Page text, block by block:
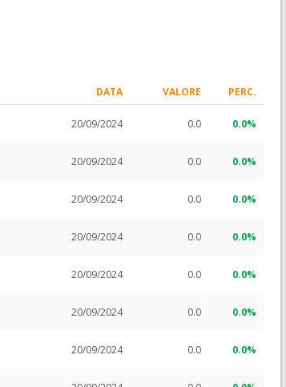
DATA VALORE PERC.
20/09/2024 0.0 0.0%
20/09/2024 0.0 0.0%
20/09/2024 0.0 0.0%
20/09/2024 0.0 0.0%
20/09/2024 0.0 0.0%
20/09/2024 0.0 0.0%
20/09/2024 0.0 0.0%